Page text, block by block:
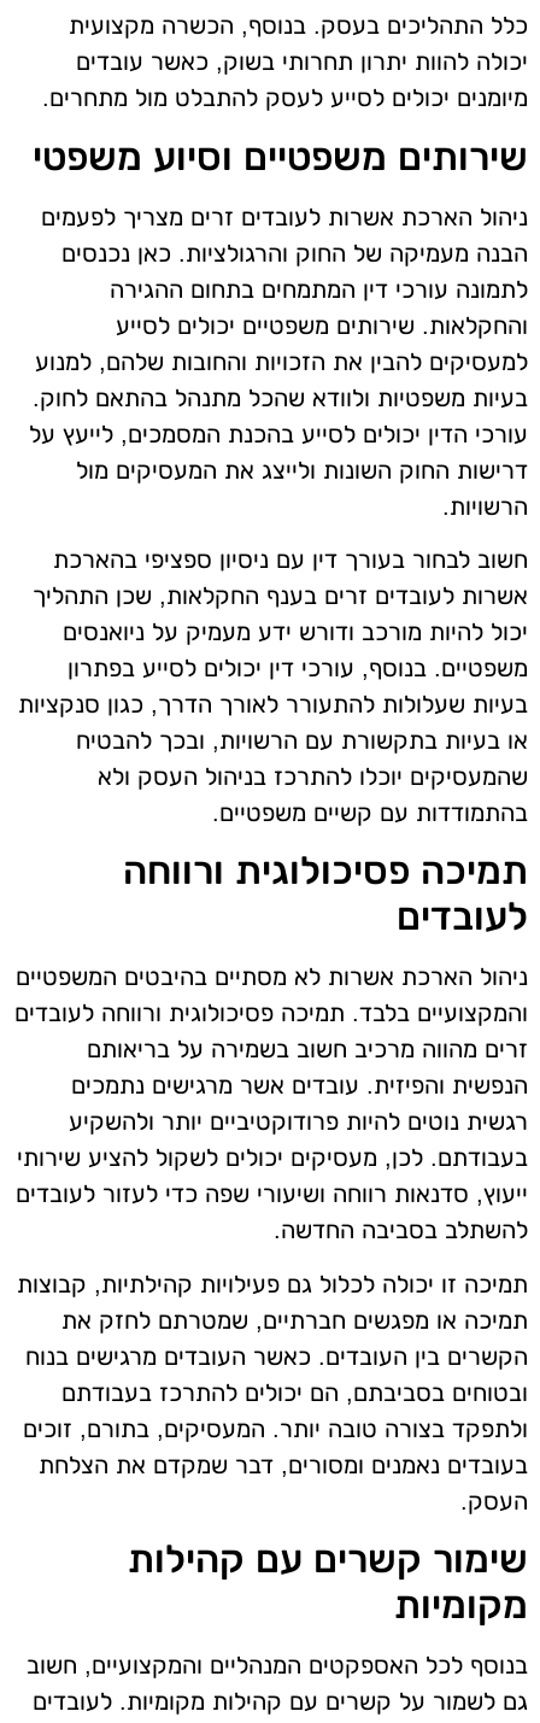
כלל התהליכים בעסק. בנוסף, הכשרה מקצועית
יכולה להוות יתרון תחרותי בשוק, כאשר עובדים
מיומנים יכולים לסייע לעסק להתבלט מול מתחרים.
שירותים משפטיים וסיוע משפטי
ניהול הארכת אשרות לעובדים זרים מצריך לפעמים
הבנה מעמיקה של החוק והרגולציות. כאן נכנסים
לתמונה עורכי דין המתמחים בתחום ההגירה
והחקלאות. שירותים משפטיים יכולים לסייע
למעסיקים להבין את הזכויות והחובות שלהם, למנוע
בעיות משפטיות ולוודא שהכל מתנהל בהתאם לחוק.
עורכי הדין יכולים לסייע בהכנת המסמכים, לייעץ על
דרישות החוק השונות ולייצג את המעסיקים מול
הרשויות.
חשוב לבחור בעורך דין עם ניסיון ספציפי בהארכת
אשרות לעובדים זרים בענף החקלאות, שכן התהליך
יכול להיות מורכב ודורש ידע מעמיק על ניואנסים
משפטיים. בנוסף, עורכי דין יכולים לסייע בפתרון
בעיות שעלולות להתעורר לאורך הדרך, כגון סנקציות
או בעיות בתקשורת עם הרשויות, ובכך להבטיח
שהמעסיקים יוכלו להתרכז בניהול העסק ולא
בהתמודדות עם קשיים משפטיים.
תמיכה פסיכולוגית ורווחה
לעובדים
ניהול הארכת אשרות לא מסתיים בהיבטים המשפטיים
והמקצועיים בלבד. תמיכה פסיכולוגית ורווחה לעובדים
זרים מהווה מרכיב חשוב בשמירה על בריאותם
הנפשית והפיזית. עובדים אשר מרגישים נתמכים
רגשית נוטים להיות פרודוקטיביים יותר ולהשקיע
בעבודתם. לכן, מעסיקים יכולים לשקול להציע שירותי
ייעוץ, סדנאות רווחה ושיעורי שפה כדי לעזור לעובדים
להשתלב בסביבה החדשה.
תמיכה זו יכולה לכלול גם פעילויות קהילתיות, קבוצות
תמיכה או מפגשים חברתיים, שמטרתם לחזק את
הקשרים בין העובדים. כאשר העובדים מרגישים בנוח
ובטוחים בסביבתם, הם יכולים להתרכז בעבודתם
ולתפקד בצורה טובה יותר. המעסיקים, בתורם, זוכים
בעובדים נאמנים ומסורים, דבר שמקדם את הצלחת
העסק.
שימור קשרים עם קהילות
מקומיות
בנוסף לכל האספקטים המנהליים והמקצועיים, חשוב
גם לשמור על קשרים עם קהילות מקומיות. לעובדים